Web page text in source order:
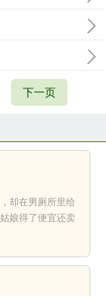
下一页
却在男厕所里给
娘得了便宜还卖